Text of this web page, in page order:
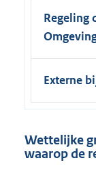
Regeling
Externe
Wettelijke
waarop de